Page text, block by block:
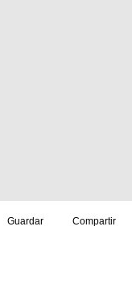
Guardar Compartir